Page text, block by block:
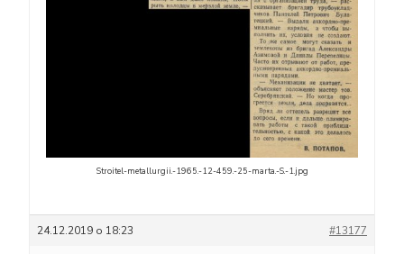
Stroitel-metallurgii.-1965.-12-459.-25-marta.-S.-1.jpg
24.12.2019 о 18:23 #13177